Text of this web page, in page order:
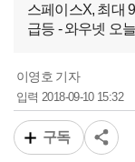
스페이스X, 최대
급등 - 와우넷 오
이영호 기자
입력2018-09-10 15:32
구독